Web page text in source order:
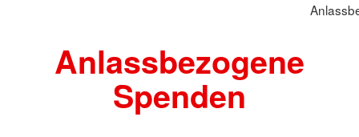
Anlassbezogene
Spenden